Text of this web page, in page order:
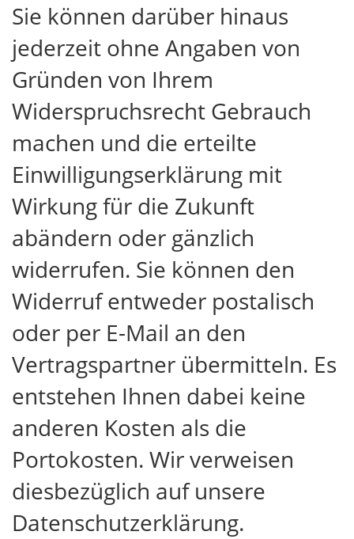
Sie können darüber hinaus
jederzeit ohne Angaben von
Gründen von Ihrem
Widerspruchsrecht Gebrauch
machen und die erteilte
Einwilligungserklärung mit
Wirkung für die Zukunft
abändern oder gänzlich
widerrufen. Sie können den
Widerruf entweder postalisch
oder per E-Mail an den
Vertragspartner übermitteln. Es
entstehen Ihnen dabei keine
anderen Kosten als die
Portokosten. Wir verweisen
diesbezüglich auf unsere
Datenschutzerklärung.